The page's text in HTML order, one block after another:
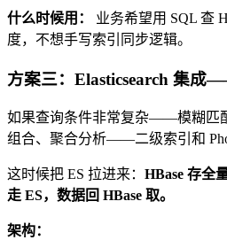
什么时候用：
业务希望用 SQL 查
度，不想手写索引同步逻辑。
方案三：Elasticsearch 集成
如果查询条件非常复杂——模糊匹
组合、聚合分析——二级索引和
这时候把 ES 拉进来： HBase 存全
走 ES，数据回 HBase 取。
架构：